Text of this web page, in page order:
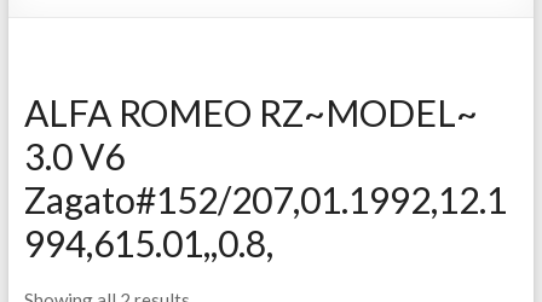
ALFA ROMEO RZ~MODEL~
3.0 V6
Zagato#152/207,01.1992,12.1
994,615.01,,0.8,